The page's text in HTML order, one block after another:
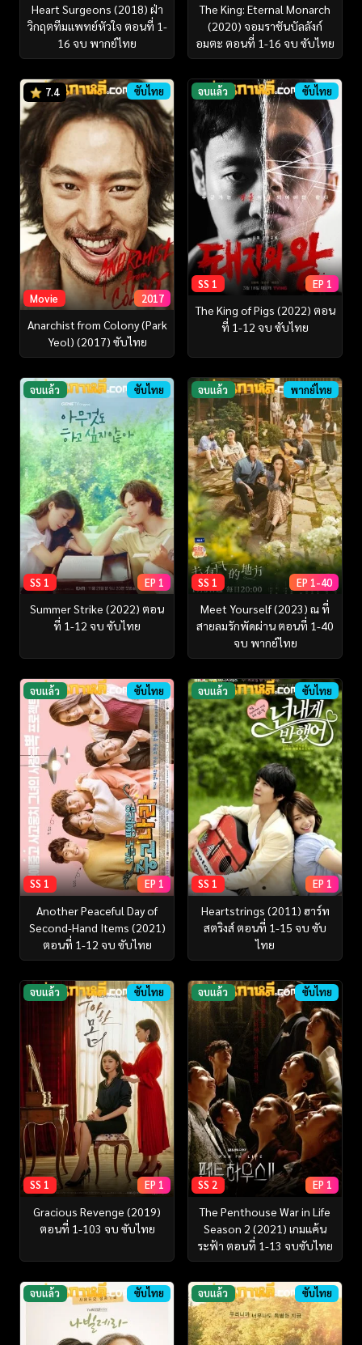
Heart Surgeons (2018) ฝ่า
วิกฤตทีมแพทย์หัวใจ ตอนที่ 1-
16 จบ พากย์ไทย
The King: Eternal Monarch
(2020) จอมราชันบัลลังก์
อมตะ ตอนที่ 1-16 จบ ซับไทย
7.4 ซับไทย
Movie 2017
Anarchist from Colony (Park
Yeol) (2017) ซับไทย
จบแล้ว ซับไทย
SS 1 EP 1
The King of Pigs (2022) ตอน
ที่ 1-12 จบ ซับไทย
จบแล้ว ซับไทย
SS 1 EP 1
Summer Strike (2022) ตอน
ที่ 1-12 จบ ซับไทย
จบแล้ว พากย์ไทย
SS 1 EP 1-40
Meet Yourself (2023) ณ ที่
สายลมรักพัดผ่าน ตอนที่ 1-40
จบ พากย์ไทย
จบแล้ว ซับไทย
SS 1 EP 1
Another Peaceful Day of
Second-Hand Items (2021)
ตอนที่ 1-12 จบ ซับไทย
จบแล้ว ซับไทย
SS 1 EP 1
Heartstrings (2011) ฮาร์ท
สตริงส์ ตอนที่ 1-15 จบ ซับ
ไทย
จบแล้ว ซับไทย
SS 1 EP 1
Gracious Revenge (2019)
ตอนที่ 1-103 จบ ซับไทย
จบแล้ว ซับไทย
SS 2 EP 1
The Penthouse War in Life
Season 2 (2021) เกมแค้น
ระฟ้า ตอนที่ 1-13 จบซับไทย
จบแล้ว ซับไทย จบแล้ว ซับไทย